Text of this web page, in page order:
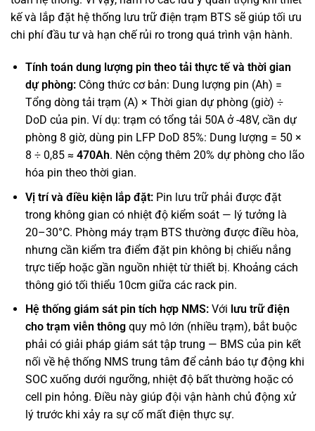
kế và lắp đặt hệ thống lưu trữ điện trạm BTS sẽ giúp tối ưu
chi phí đầu tư và hạn chế rủi ro trong quá trình vận hành.
Tính toán dung lượng pin theo tải thực tế và thời gian
dự phòng:Công thức cơ bản: Dung lượng pin (Ah) =
Tổng dòng tải trạm (A) × Thời gian dự phòng (giờ) ÷
DoD của pin. Ví dụ: trạm có tổng tải 50A ở -48V, cần dự
phòng 8 giờ, dùng pin LFP DoD 85%: Dung lượng = 50 ×
8 ÷ 0,85 ≈ 470Ah. Nên cộng thêm 20% dự phòng cho lão
hóa pin theo thời gian.
Vị trí và điều kiện lắp đặt:Pin lưu trữ phải được đặt
trong không gian có nhiệt độ kiểm soát — lý tưởng là
20–30°C. Phòng máy trạm BTS thường được điều hòa,
nhưng cần kiểm tra điểm đặt pin không bị chiếu nắng
trực tiếp hoặc gần nguồn nhiệt từ thiết bị. Khoảng cách
thông gió tối thiểu 10cm giữa các rack pin.
Hệ thống giám sát pin tích hợp NMS:Với lưu trữ điện
cho trạm viễn thôngquy mô lớn (nhiều trạm), bắt buộc
phải có giải pháp giám sát tập trung — BMS của pin kết
nối về hệ thống NMS trung tâm để cảnh báo tự động khi
SOC xuống dưới ngưỡng, nhiệt độ bất thường hoặc có
cell pin hỏng. Điều này giúp đội vận hành chủ động xử
lý trước khi xảy ra sự cố mất điện thực sự.